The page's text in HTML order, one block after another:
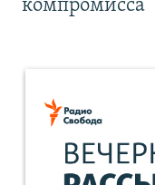
компромисса